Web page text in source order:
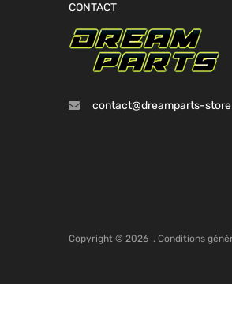
CONTACT
contact@dreamparts-
Copyright © 2026 . Conditions